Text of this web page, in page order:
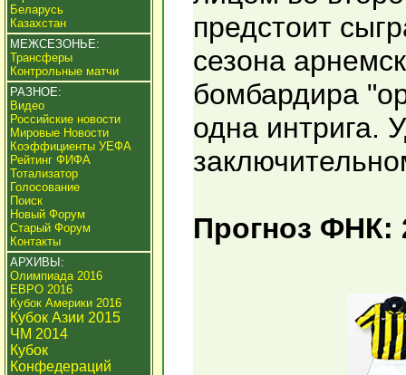
Беларусь
Казахстан
МЕЖСЕЗОНЬЕ:
Трансферы
Контрольные матчи
РАЗНОЕ:
Видео
Российские новости
Мировые Новости
Коэффициенты УЕФА
Рейтинг ФИФА
Тотализатор
Голосование
Поиск
Новый Форум
Старый Форум
Контакты
АРХИВЫ:
Олимпиада 2016
ЕВРО 2016
Кубок Америки 2016
Кубок Азии 2015
ЧМ 2014
Кубок
Конфедераций
предстоит
сезона
бомбардира
одна интрига.
Прогноз ФНК: